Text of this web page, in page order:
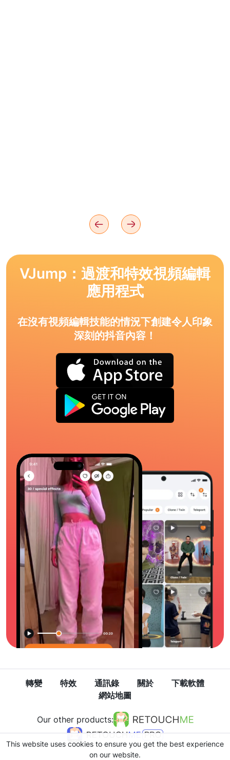
VJump：過渡和特效視頻編輯
應用程式
在沒有視頻編輯技能的情況下創建令人印象
深刻的抖音內容！
轉變 特效 通訊錄 關於
下載軟體
網站地圖
Our other products:
This website uses cookies to ensure you get the best experience
on our website.